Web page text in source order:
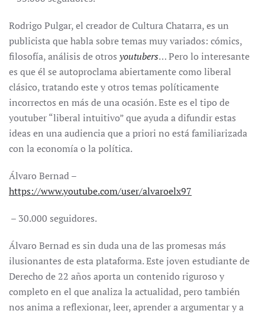
Rodrigo Pulgar, el creador de Cultura Chatarra, es un
publicista que habla sobre temas muy variados: cómics,
filosofía, análisis de otros youtubers… Pero lo interesante
es que él se autoproclama abiertamente como liberal
clásico, tratando este y otros temas políticamente
incorrectos en más de una ocasión. Este es el tipo de
youtuber “liberal intuitivo” que ayuda a difundir estas
ideas en una audiencia que a priori no está familiarizada
con la economía o la política.
Álvaro Bernad –
https://www.youtube.com/user/alvaroelx97
– 30.000 seguidores.
Álvaro Bernad es sin duda una de las promesas más
ilusionantes de esta plataforma. Este joven estudiante de
Derecho de 22 años aporta un contenido riguroso y
completo en el que analiza la actualidad, pero también
nos anima a reflexionar, leer, aprender a argumentar y a